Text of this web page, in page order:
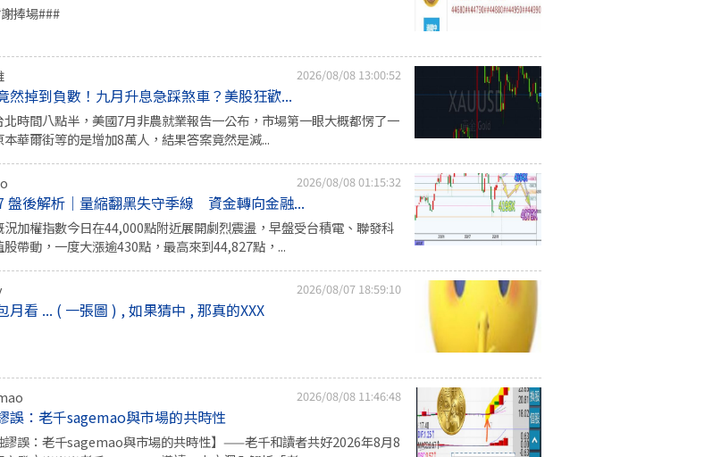
捧場###
2026/08/08 13:00:52
然掉到負數！九月升息急踩煞車？美股狂歡...
北時間八點半，美國7月非農就業報告一公布，市場第一眼大概都愣了一
本華爾街等的是增加8萬人，結果答案竟然是減...
2026/08/08 01:15:32
盤後解析｜量縮翻黑失守季線 資金轉向金融...
況加權指數今日在44,000點附近展開劇烈震盪，早盤受台積電、聯發科
股帶動，一度大漲逾430點，最高來到44,827點，...
2026/08/07 18:59:10
月看 ... ( 一張圖 ) , 如果猜中 , 那真的XXX
2026/08/08 11:46:48
誤：老千sagemao與市場的共時性
謬誤：老千sagemao與市場的共時性】——老千和讀者共好2026年8月8